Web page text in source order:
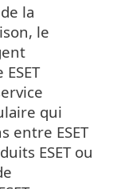
la
le
qui
entre ESET
ESET ou